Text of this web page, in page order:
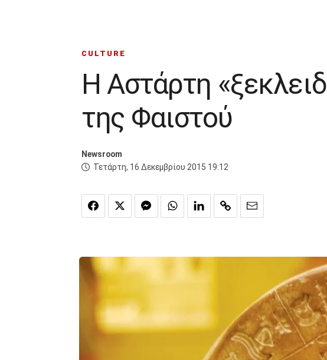
CULTURE
Η Αστάρτη
της Φαιστού
Newsroom
Τετάρτη, 16 Δεκεμβρίου 2015 19:12